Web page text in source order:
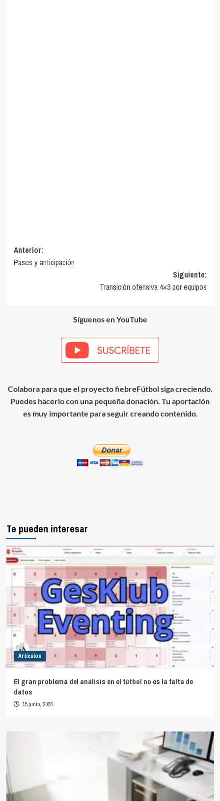
Navegación
de
Anterior:
Pases y anticipación
Siguiente:
Transición ofensiva 4×3 por equipos
Síguenos en YouTube
Colabora para que el proyecto fiebreFútbol siga creciendo.
Puedes hacerlo con una pequeña donación. Tu aportación
es muy importante para seguir creando contenido.
Te pueden interesar
Artículos
El gran problema del análisis en el fútbol no es la falta de
datos
15 junio, 2026